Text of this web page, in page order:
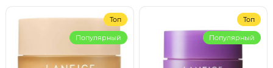
Топ
Популярный
Топ
Популярный